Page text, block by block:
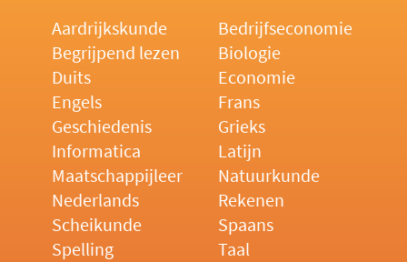
Aardrijkskunde
Bedrijfseconomie
Begrijpend lezen
Biologie
Duits
Economie
Engels
Frans
Geschiedenis
Grieks
Informatica
Latijn
Maatschappijleer
Natuurkunde
Nederlands
Rekenen
Scheikunde
Spaans
Spelling
Taal